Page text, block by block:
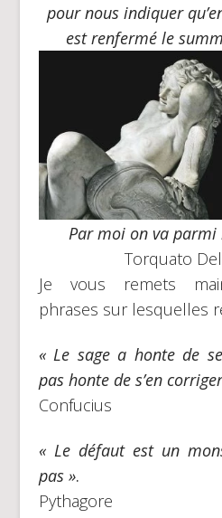
pour nous indiquer
est renfermé le
Par moi on va parmi
Torquato
Je vous remets
phrases sur lesquelles
« Le sage a honte de
pas honte de s’en
Confucius
« Le défaut est un
pas ».
Pythagore